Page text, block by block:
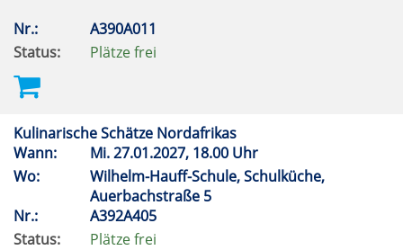
Nr.:
A390A011
Status:
Plätze frei
Kulinarische Schätze Nordafrikas
Wann:
Mi.27.01.2027, 18.00 Uhr
Wo:
Wilhelm-Hauff-Schule, Schulküche,
Auerbachstraße 5
Nr.:
A392A405
Status:
Plätze frei